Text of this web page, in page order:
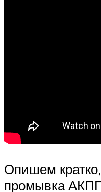
Опишем
промывка